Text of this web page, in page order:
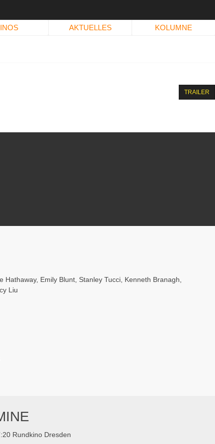
AKTUELLES KOLUMNE
TRAILER
Hathaway, Emily Blunt, Stanley Tucci, Kenneth Branagh,
Liu
Rundkino Dresden